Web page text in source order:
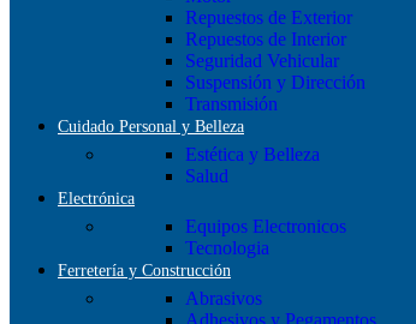
Repuestos de Exterior
Repuestos de Interior
Seguridad Vehicular
Suspensión y Dirección
Transmisión
Cuidado Personal y Belleza
Estética y Belleza
Salud
Electrónica
Equipos Electronicos
Tecnologia
Ferretería y Construcción
Abrasivos
Adhesivos y Pegamentos